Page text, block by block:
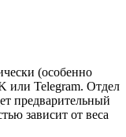
(особенно
или Telegram. Отдел
предварительный
зависит от веса